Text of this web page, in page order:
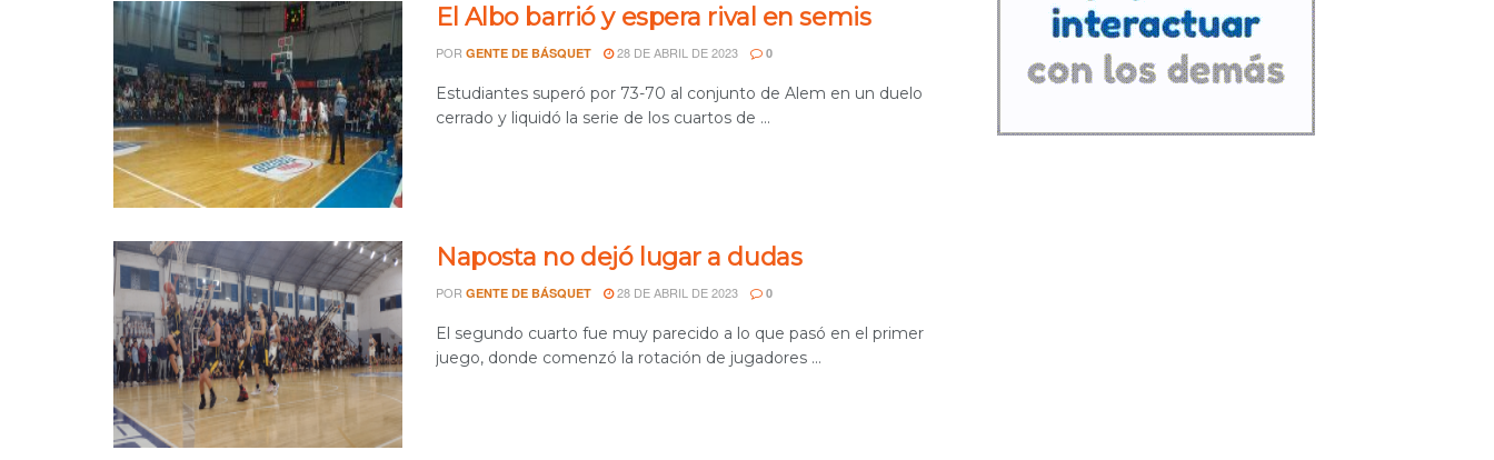
El Albo barrió y espera rival en semis
POR GENTE DE BÁSQUET 28 DE ABRIL DE 2023 0
Estudiantes superó por 73-70 al conjunto de Alem en un duelo
cerrado y liquidó la serie de los cuartos de ...
Naposta no dejó lugar a dudas
POR GENTE DE BÁSQUET 28 DE ABRIL DE 2023 0
El segundo cuarto fue muy parecido a lo que pasó en el primer
juego, donde comenzó la rotación de jugadores ...